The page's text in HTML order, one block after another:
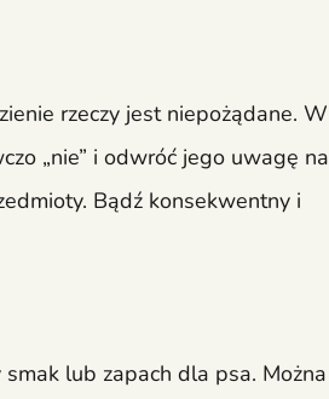
rzeczy jest niepożądane. W
„nie” i odwróć jego uwagę na
Bądź konsekwentny i
lub zapach dla psa. Można